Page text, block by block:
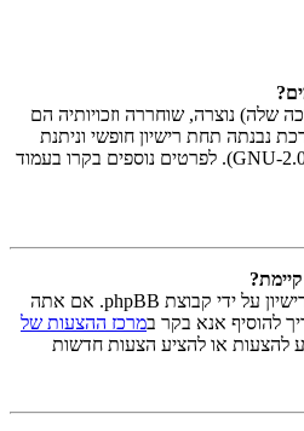
שלה) נוצרה, שוחררה וזכויותיה הם
נבנתה תחת רישיון חופשי וניתנת
המערכת נכתבה וקיבלה רישיון על ידי קבוצת phpBB. אם אתה
להוסיף אנא בקר במרכז ההצעות של
להצעות או להציע הצעות חדשות